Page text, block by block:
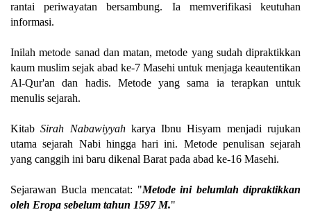
rantai periwayatan bersambung. Ia memverifikasi keutuhan
informasi.
Inilah metode sanad dan matan, metode yang sudah dipraktikkan
kaum muslim sejak abad ke-7 Masehi untuk menjaga keautentikan
Al-Qur'an dan hadis. Metode yang sama ia terapkan untuk
menulis sejarah.
KitabSirah Nabawiyyahkarya Ibnu Hisyam menjadi rujukan
utama sejarah Nabi hingga hari ini. Metode penulisan sejarah
yang canggih ini baru dikenal Barat pada abad ke-16 Masehi.
Sejarawan Bucla mencatat: "Metode ini belumlah dipraktikkan
oleh Eropa sebelum tahun 1597 M."